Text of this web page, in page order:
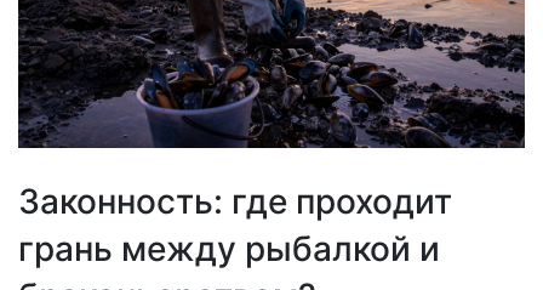
Законность: где проходит
грань между рыбалкой и